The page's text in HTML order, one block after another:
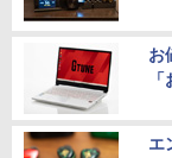
お
エ